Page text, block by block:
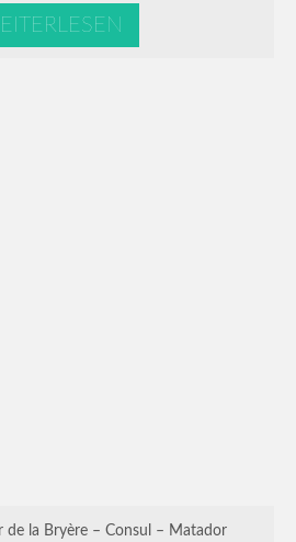
de la Bryère – Consul – Matador